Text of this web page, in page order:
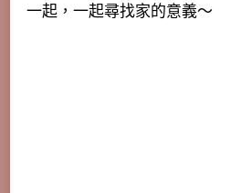
一起，一起尋找家的意義～